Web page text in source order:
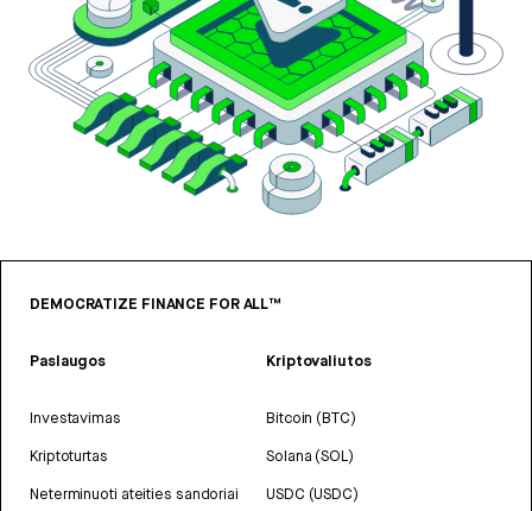
DEMOCRATIZE FINANCE FOR ALL™
Paslaugos
Investavimas
Kriptoturtas
Neterminuoti ateities sandoriai
Kriptovaliutos
Bitcoin (BTC)
Solana (SOL)
USDC (USDC)